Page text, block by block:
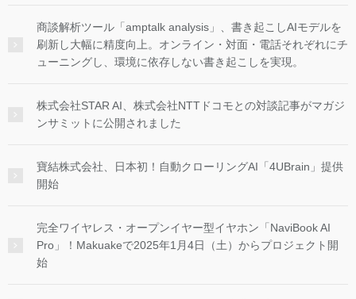
商談解析ツール「amptalk analysis」、書き起こしAIモデルを
刷新し大幅に精度向上。オンライン・対面・電話それぞれにチ
ューニングし、環境に依存しない書き起こしを実現。
株式会社STAR AI、株式会社NTTドコモとの対談記事がマガジ
ンサミットに公開されました
寶結株式会社、日本初！自動クローリングAI「4UBrain」提供
開始
完全ワイヤレス・オープンイヤー型イヤホン「NaviBook AI
Pro」！Makuakeで2025年1月4日（土）からプロジェクト開
始